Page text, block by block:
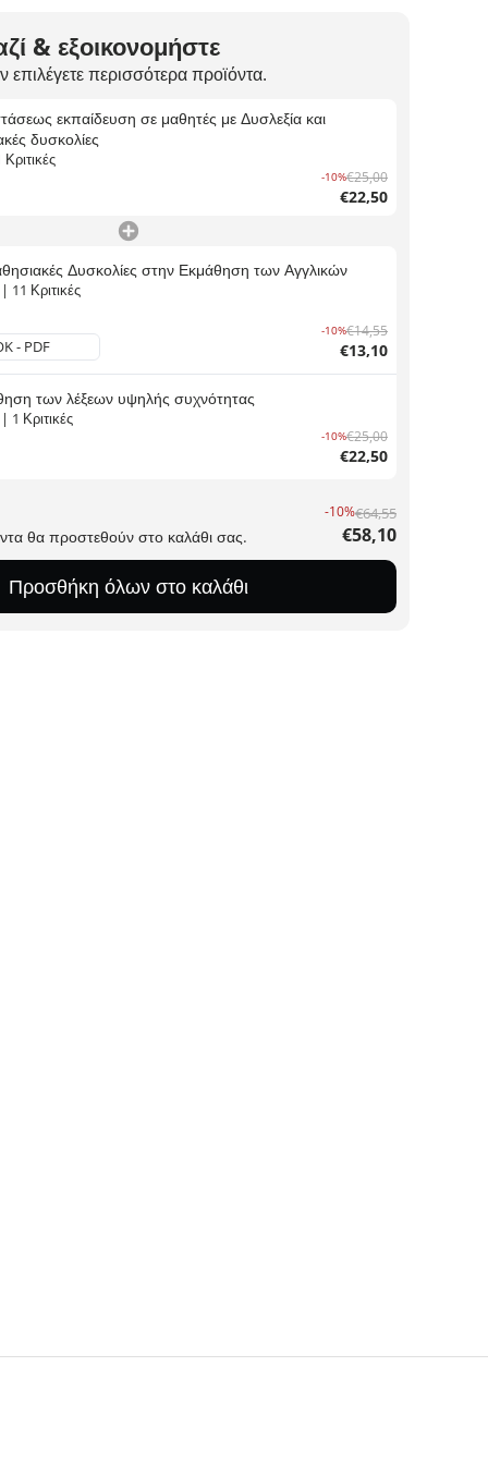
& εξοικονομήστε
επιλέγετε περισσότερα προϊόντα.
εκπαίδευση σε μαθητές με Δυσλεξία και
δυσκολίες
Κριτικές
-10%€25,00
€22,50
Δυσκολίες στην Εκμάθηση των Αγγλικών
11 Κριτικές
-10%€14,55
€13,10
των λέξεων υψηλής συχνότητας
1 Κριτικές
-10%€25,00
€22,50
θα προστεθούν στο καλάθι σας.
-10%€64,55
€58,10
Προσθήκη όλων στο καλάθι